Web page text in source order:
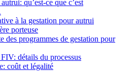
qu’est-ce que c’est
à la gestation pour autrui
porteuse
des programmes de gestation pour
détails du processus
coût et légalité